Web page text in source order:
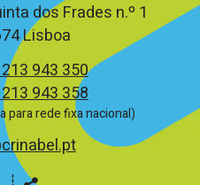
dos Frades n.º 1
Lisboa
943 350
943 358
para rede fixa nacional)